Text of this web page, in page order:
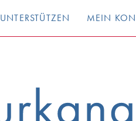
UNTERSTÜTZEN MEIN